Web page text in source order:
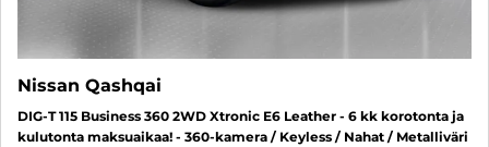
Nissan Qashqai
DIG-T 115 Business 360 2WD Xtronic E6 Leather - 6 kk korotonta ja
kulutonta maksuaikaa! - 360-kamera / Keyless / Nahat / Metalliväri